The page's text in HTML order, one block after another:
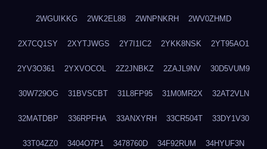
2WGUIKKG 2WK2EL88 2WNPNKRH 2WV0ZHMD
2X7CQ1SY 2XYTJWGS 2Y7I1IC2 2YKK8NSK 2YT95AO1
2YV3O361 2YXVOCOL 2Z2JNBKZ 2ZAJL9NV 30D5VUM9
30W729OG 31BVSCBT 31L8FP95 31M0MR2X 32AT2VLN
32MATDBP 336RPFHA 33ANXYRH 33CR504T 33DY1V30
33T04ZZ0 3404O7P1 3478760D 34F92RUM 34HYUF3N